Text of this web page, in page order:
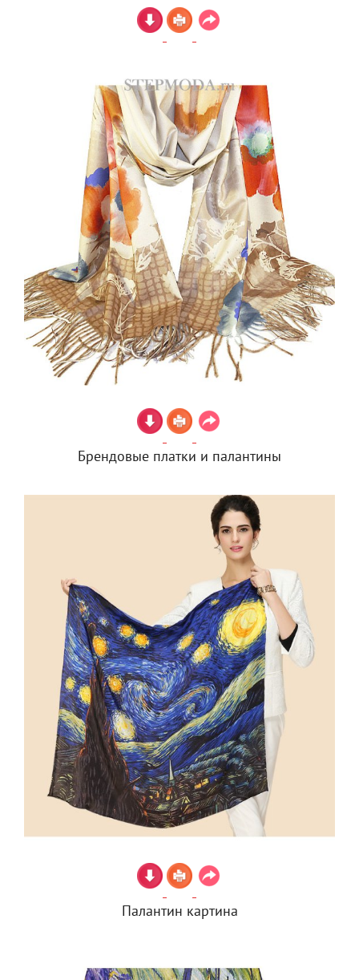
Брендовые платки и палантины
Палантин картина